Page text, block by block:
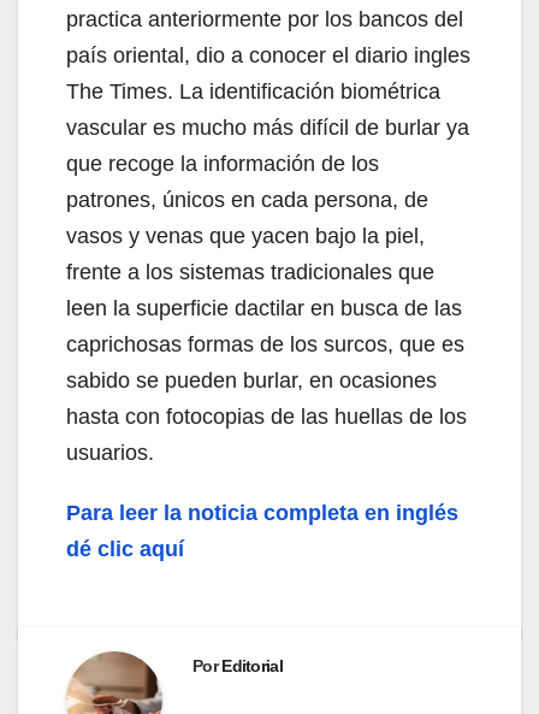
practica anteriormente por los bancos del
país oriental, dio a conocer el diario ingles
The Times. La identificación biométrica
vascular es mucho más difícil de burlar ya
que recoge la información de los
patrones, únicos en cada persona, de
vasos y venas que yacen bajo la piel,
frente a los sistemas tradicionales que
leen la superficie dactilar en busca de las
caprichosas formas de los surcos, que es
sabido se pueden burlar, en ocasiones
hasta con fotocopias de las huellas de los
usuarios.
Para leer la noticia completa en inglés
dé clic aquí
PorEditorial